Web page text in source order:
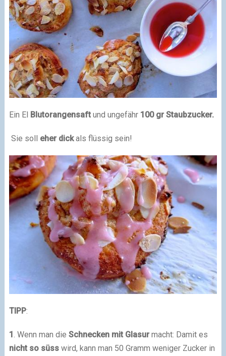
Ein El Blutorangensaftund ungefähr 100 gr Staubzucker.
Sie soll eher dickals flüssig sein!
TIPP:
1. Wenn man die Schnecken mit Glasurmacht: Damit es
nicht so süsswird, kann man 50 Gramm weniger Zucker in